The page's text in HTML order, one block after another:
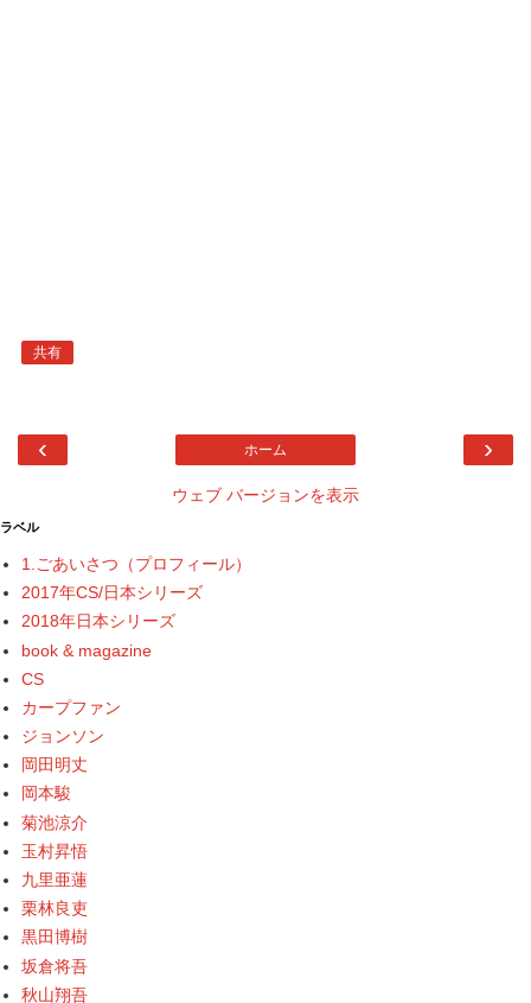
共有
‹ ›
ホーム
ウェブ バージョンを表示
ラベル
1.ごあいさつ（プロフィール）
2017年CS/日本シリーズ
2018年日本シリーズ
book & magazine
CS
カープファン
ジョンソン
岡田明丈
岡本駿
菊池涼介
玉村昇悟
九里亜蓮
栗林良吏
黒田博樹
坂倉将吾
秋山翔吾